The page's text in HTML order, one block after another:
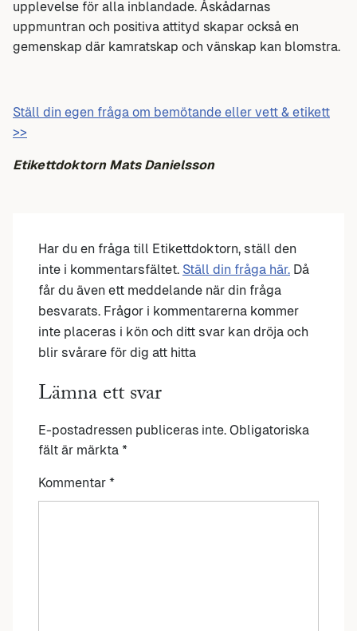
upplevelse för alla inblandade. Åskådarnas
uppmuntran och positiva attityd skapar också en
gemenskap där kamratskap och vänskap kan blomstra.
Ställ din egen fråga om bemötande eller vett & etikett
>>
Etikettdoktorn Mats Danielsson
Har du en fråga till Etikettdoktorn, ställ den
inte i kommentarsfältet. Ställ din fråga här. Då
får du även ett meddelande när din fråga
besvarats. Frågor i kommentarerna kommer
inte placeras i kön och ditt svar kan dröja och
blir svårare för dig att hitta
Lämna ett svar
E-postadressen publiceras inte. Obligatoriska
fält är märkta *
Kommentar *